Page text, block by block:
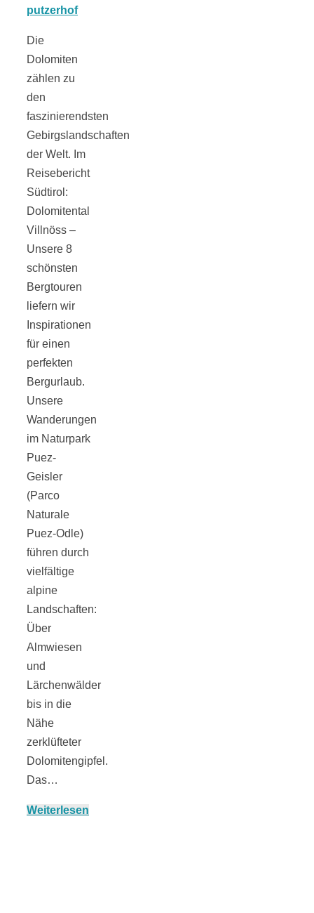
Die
Dolomiten
zählen zu
den
faszinierendsten
Gebirgslandschaften
der Welt. Im
Reisebericht
Südtirol:
Dolomitental
Villnöss –
Unsere 8
schönsten
Bergtouren
liefern wir
Inspirationen
für einen
perfekten
Bergurlaub.
Unsere
Wanderungen
im Naturpark
Puez-
Geisler
(Parco
Naturale
Puez-Odle)
führen durch
vielfältige
alpine
Landschaften:
Über
Almwiesen
und
Lärchenwälder
bis in die
Nähe
zerklüfteter
Dolomitengipfel.
Das…
Weiterlesen